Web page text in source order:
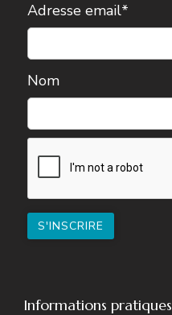
Adresse email*
Nom
Informations pratiques